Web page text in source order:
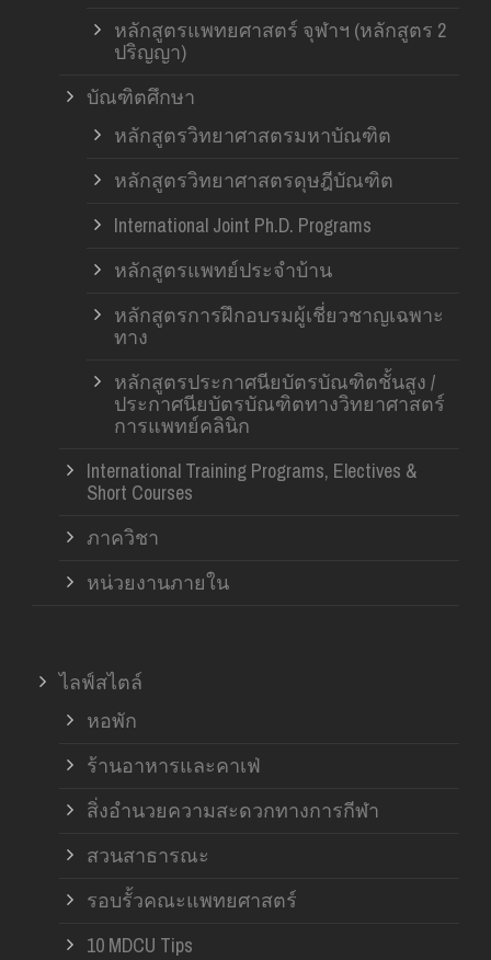
หลักสูตรแพทยศาสตร์ จุฬาฯ (หลักสูตร 2
ปริญญา)
บัณฑิตศึกษา
หลักสูตรวิทยาศาสตรมหาบัณฑิต
หลักสูตรวิทยาศาสตรดุษฎีบัณฑิต
International Joint Ph.D. Programs
หลักสูตรแพทย์ประจำบ้าน
หลักสูตรการฝึกอบรมผู้เชี่ยวชาญเฉพาะ
ทาง
หลักสูตรประกาศนียบัตรบัณฑิตชั้นสูง /
ประกาศนียบัตรบัณฑิตทางวิทยาศาสตร์
การแพทย์คลินิก
International Training Programs, Electives &
Short Courses
ภาควิชา
หน่วยงานภายใน
ไลฟ์สไตล์
หอพัก
ร้านอาหารและคาเฟ่
สิ่งอำนวยความสะดวกทางการกีฬา
สวนสาธารณะ
รอบรั้วคณะแพทยศาสตร์
10 MDCU Tips